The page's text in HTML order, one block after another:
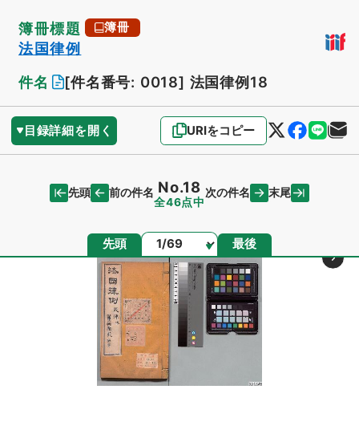
簿冊標題 簿冊
法国律例
件名
[件名番号: 0018] 法国律例18
目録詳細を開く URIをコピー
先頭 前の件名 No.18
全46点中
次の件名 末尾
先頭 ページ 最後